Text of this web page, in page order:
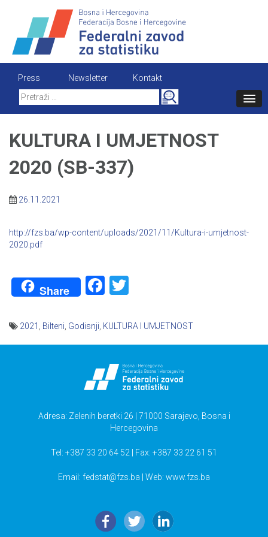
content
Press Newsletter
Kontakt
Search
for:
KULTURA I UMJETNOST
2020 (SB-337)
26.11.2021
http://fzs.ba/wp-content/uploads/2021/11/Kultura-i-umjetnost-
2020.pdf
Share Facebook
2021 Bilteni Godisnji KULTURA I UMJETNOST
Adresa: Zelenih beretki 26 | 71000 Sarajevo, Bosna i
Hercegovina
Tel: +387 33 20 64 52 | Fax: +387 33 22 61 51
Email: fedstat@fzs.ba | Web: www.fzs.ba